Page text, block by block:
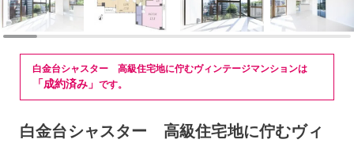
白金台シャスター 高級住宅地に佇むヴィンテージマンションは
「成約済み」 です。
白金台シャスター 高級住宅地に佇むヴィ